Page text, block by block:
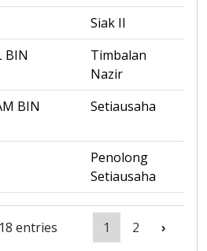
Siak II
BIN
Timbalan
Nazir
BIN
Setiausaha
Penolong
Setiausaha
entries 1 2 ›